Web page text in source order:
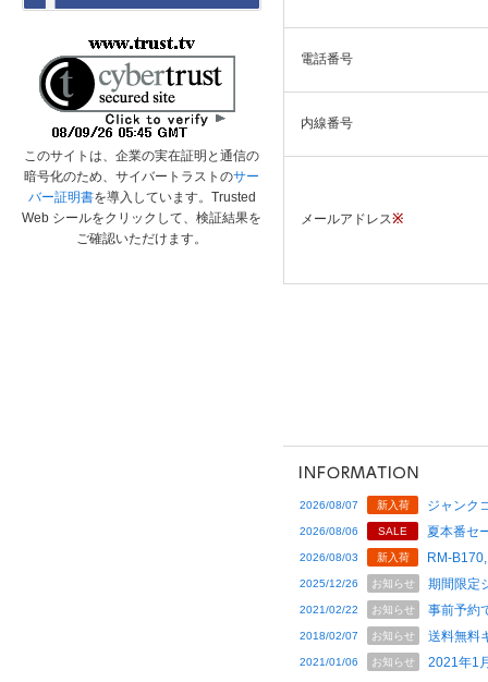
電話番号
内線番号
メールアドレス※
2026/08/07 新入荷 ジャンク
2026/08/06 SALE 夏本番セ
2026/08/03 新入荷 RM-
2025/12/26 お知らせ 期間限定
2021/02/22 お知らせ 事前予約
2018/02/07 お知らせ 送料無料
2021/01/06 お知らせ 2021年1
このサイトは、企業の実在証明と通信の
暗号化のため、サイバートラストのサー
バー証明書を導入しています。Trusted
Web シールをクリックして、検証結果を
ご確認いただけます。